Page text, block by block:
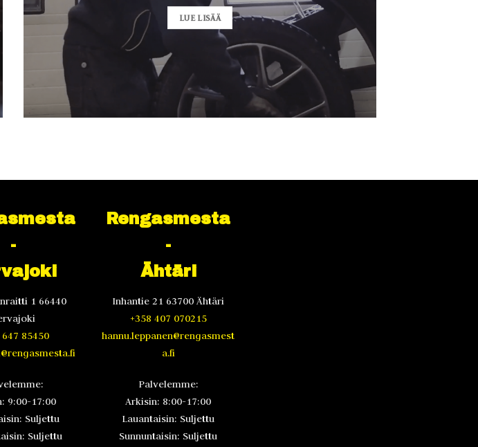
LUE LISÄÄ
-
1 66440
647 85450
9:00-17:00
Suljettu
Suljettu
Rengasmesta
-
Ähtäri
Inhantie 21 63700 Ähtäri
+358 407 070215
hannu.leppanen@rengasmest
a.fi
Palvelemme:
Arkisin: 8:00-17:00
Lauantaisin: Suljettu
Sunnuntaisin: Suljettu